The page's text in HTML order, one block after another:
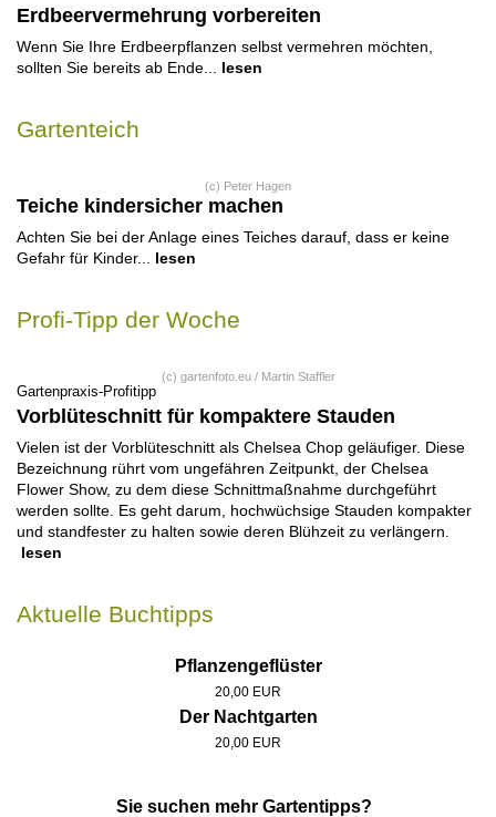
Erdbeervermehrung vorbereiten
Wenn Sie Ihre Erdbeerpflanzen selbst vermehren möchten,
sollten Sie bereits ab Ende...
lesen
Gartenteich
(c) Peter Hagen
Teiche kindersicher machen
Achten Sie bei der Anlage eines Teiches darauf, dass er keine
Gefahr für Kinder...
lesen
Profi-Tipp der Woche
(c) gartenfoto.eu / Martin Staffler
Gartenpraxis-Profitipp
Vorblüteschnitt für kompaktere Stauden
Vielen ist der Vorblüteschnitt als Chelsea Chop geläufiger. Diese
Bezeichnung rührt vom ungefähren Zeitpunkt, der Chelsea
Flower Show, zu dem diese Schnittmaßnahme durchgeführt
werden sollte. Es geht darum, hochwüchsige Stauden kompakter
und standfester zu halten sowie deren Blühzeit zu verlängern.
lesen
Aktuelle Buchtipps
Pflanzengeflüster
20,00 EUR
Der Nachtgarten
20,00 EUR
Sie suchen mehr Gartentipps?